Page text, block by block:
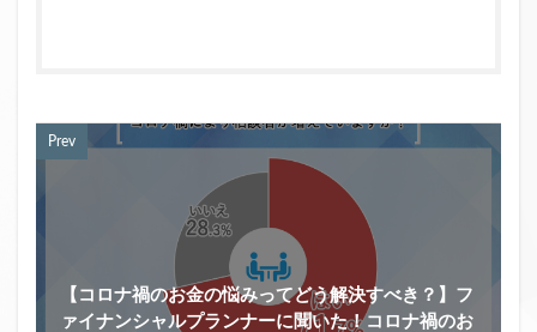
Prev
【コロナ禍のお金の悩みってどう解決すべき？】フ
ァイナンシャルプランナーに聞いた！コロナ禍のお